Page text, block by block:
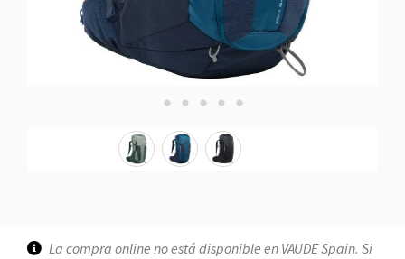
La compra online no está disponible en VAUDE Spain. Si